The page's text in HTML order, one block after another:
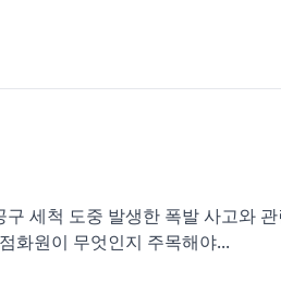
세척 도중 발생한 폭발 사고와
화원이 무엇인지 주목해야...